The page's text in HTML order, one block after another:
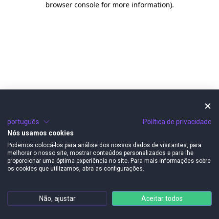
browser console for more information).
português
Política de privacidade
Nós usamos cookies
Podemos colocá-los para análise dos nossos dados de visitantes, para
melhorar o nosso site, mostrar conteúdos personalizados e para lhe
proporcionar uma óptima experiência no site. Para mais informações sobre
os cookies que utilizamos, abra as configurações.
Não, ajustar Aceitar todos